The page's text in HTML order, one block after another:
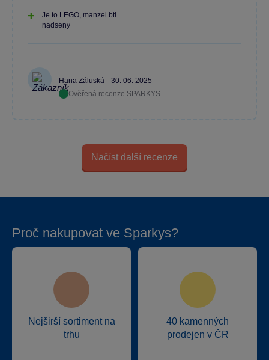
Hana Záluská
30. 06. 2025
Ověřená recenze SPARKYS
Je to LEGO, manzel btl
nadseny
Načíst další recenze
Proč nakupovat ve Sparkys?
Nejširší sortiment na
trhu
40 kamenných
prodejen v ČR